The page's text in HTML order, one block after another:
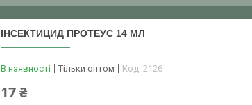
ІНСЕКТИЦИД ПРОТЕУС 14 МЛ
В наявності Тільки оптом Код: 2126
17 ₴